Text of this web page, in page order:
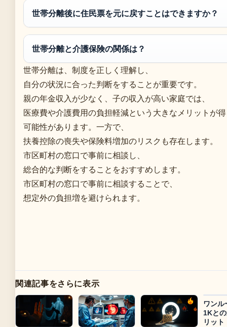
世帯分離後に住民票を元に戻すことはできますか？
世帯分離と介護保険の関係は？
世帯分離は、制度を正しく理解し、
自分の状況に合った判断をすることが重要です。
親の年金収入が少なく、子の収入が高い家庭では、
医療費や介護費用の負担軽減という大きなメリットが
可能性があります。一方で、
扶養控除の喪失や保険料増加のリスクも存在します。
市区町村の窓口で事前に相談し、
総合的な判断をすることをおすすめします。
市区町村の窓口で事前に相談することで、
想定外の負担増を避けられます。
関連記事をさらに表示
ワンル
1Kと
リット